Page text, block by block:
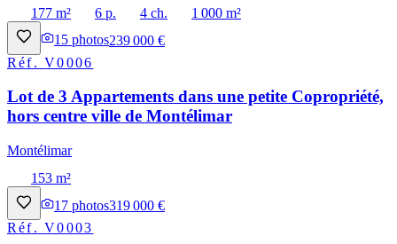
177 m²
6 p. 4 ch.
1 000 m²
15 photos239 000 €
Réf.V0006
Lot de 3 Appartements dans une petite Copropriété,
hors centre ville de Montélimar
Montélimar
153 m²
17 photos319 000 €
Réf.V0003